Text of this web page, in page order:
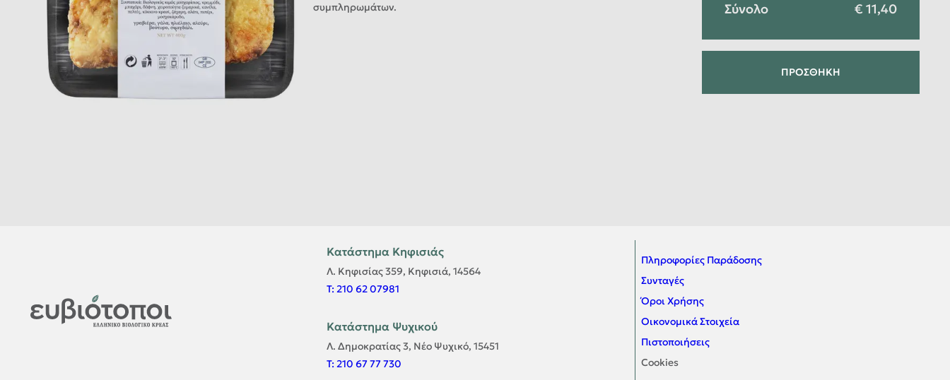
συμπληρωμάτων.
Σύνολο 11,40
ΠΡΟΣΘΉΚΗ
Κατάστημα Κηφισιάς
Λ. Κηφισίας 359, Κηφισιά, 14564
T: 210 62 07981
Κατάστημα Ψυχικού
Λ. Δημοκρατίας 3, Νέο Ψυχικό, 15451
T: 210 67 77 730
Πληροφορίες Παράδοσης
Συνταγές
Όροι Χρήσης
Οικονομικά Στοιχεία
Πιστοποιήσεις
Cookies